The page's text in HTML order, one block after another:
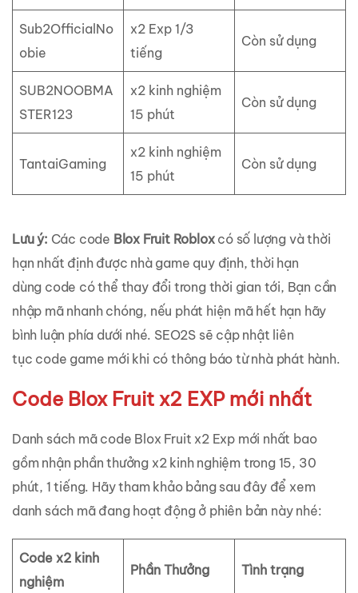
Sub2OfficialNo
obie
x2 Exp 1/3
tiếng
Còn sử dụng
SUB2NOOBMA
STER123
x2 kinh nghiệm
15 phút
Còn sử dụng
TantaiGaming
x2 kinh nghiệm
15 phút
Còn sử dụng
Lưu ý: Các code Blox Fruit Robloxcó số lượng và thời
hạn nhất định được nhà game quy định, thời hạn
dùng code có thể thay đổi trong thời gian tới, Bạn cần
nhập mã nhanh chóng, nếu phát hiện mã hết hạn hãy
bình luận phía dưới nhé. SEO2S sẽ cập nhật liên
tục code game mới khi có thông báo từ nhà phát hành.
Code Blox Fruit x2 EXP mới nhất
Danh sách mã code Blox Fruit x2 Exp mới nhất bao
gồm nhận phần thưởng x2 kinh nghiệm trong 15, 30
phút, 1 tiếng. Hãy tham khảo bảng sau đây để xem
danh sách mã đang hoạt động ở phiên bản này nhé:
Code x2 kinh
nghiệm
Phần Thưởng Tình trạng